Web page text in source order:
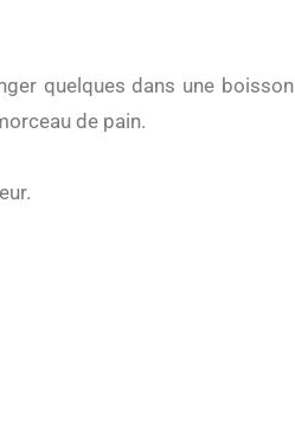
quelques dans une boisson
de pain.